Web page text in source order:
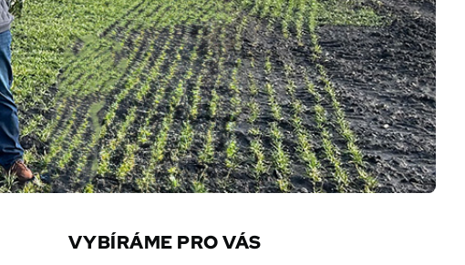
VYBÍRÁME PRO VÁS